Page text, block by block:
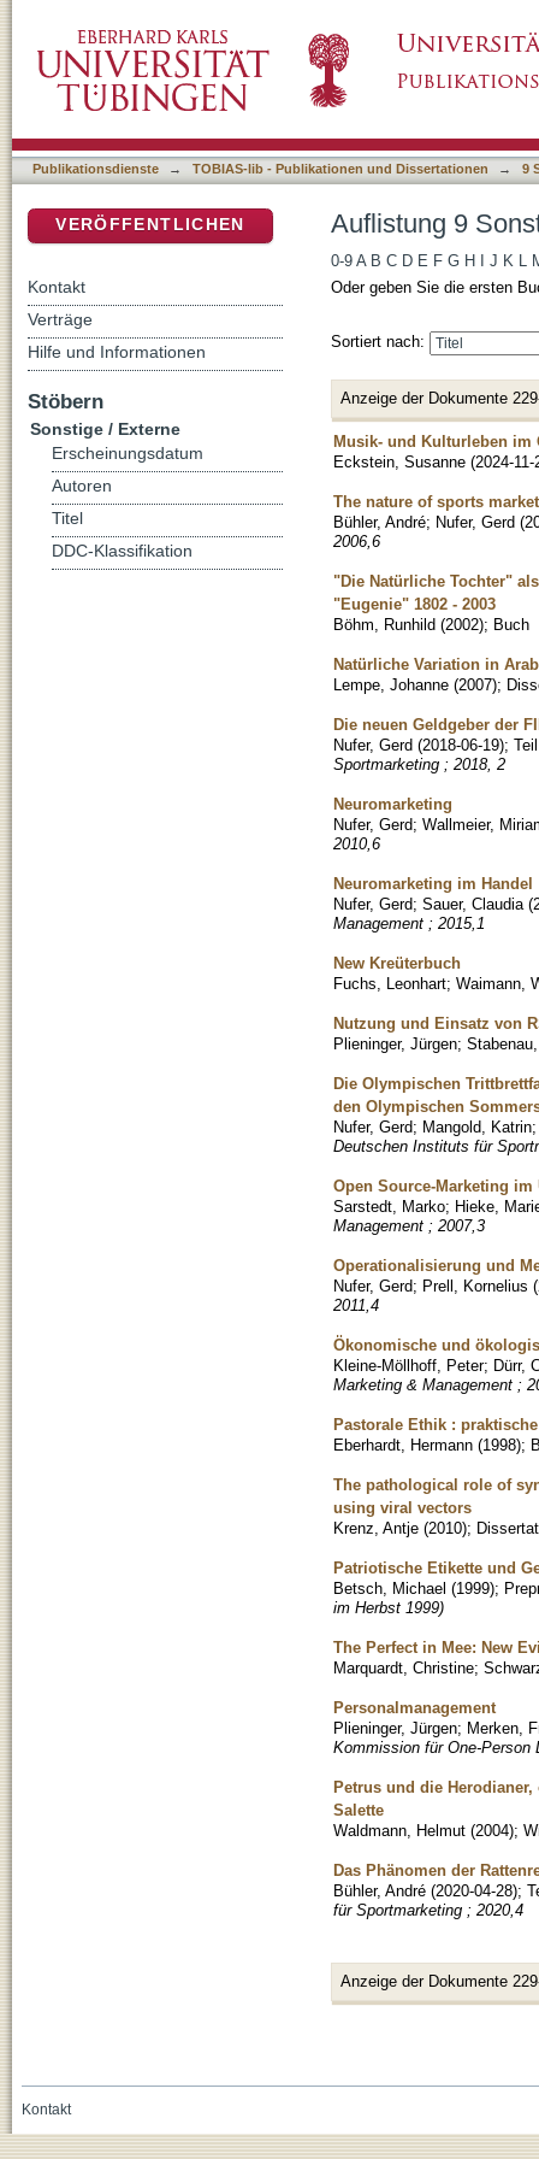
Publikationsdienste → TOBIAS-lib - Publikationen und Dissertationen → 9
Auflistung 9
0-9 A B C D E F G H J K L
Oder geben Sie die ersten
Sortiert nach:
Anzeige der Dokumente
Musik- und Kulturleben im
Eckstein, Susanne (2024-11-
The nature of sports
Bühler, André; Nufer, Gerd (
2006,6
"Die Natürliche Tochter"
"Eugenie" 1802 - 2003
Böhm, Runhild (2002); Buch
Natürliche Variation in
Lempe, Johanne (2007);
Die neuen Geldgeber der
Nufer, Gerd (2018-06-19);
Sportmarketing ; 2018, 2
Neuromarketing
Nufer, Gerd; Wallmeier,
2010,6
Neuromarketing im Handel
Nufer, Gerd; Sauer, Claudia (
Management ; 2015,1
New Kreüterbuch
Fuchs, Leonhart; Waimann,
Nutzung und Einsatz von
Plieninger, Jürgen;
Die Olympischen
den Olympischen
Nufer, Gerd; Mangold, Katrin
Deutschen Instituts für
Open Source-Marketing im
Sarstedt, Marko; Hieke,
Management ; 2007,3
Operationalisierung und
Nufer, Gerd; Prell, Kornelius (
2011,4
Ökonomische und
Kleine-Möllhoff, Peter; Dürr,
Marketing & Management ;
Pastorale Ethik :
Eberhardt, Hermann (1998);
The pathological role of
using viral vectors
Krenz, Antje (2010);
Patriotische Etikette und
Betsch, Michael (1999);
im Herbst 1999)
The Perfect in Mee: New
Marquardt, Christine;
Personalmanagement
Plieninger, Jürgen; Merken,
Kommission für One-Person
Petrus und die
Salette
Waldmann, Helmut (2004);
Das Phänomen der
Bühler, André (2020-04-28);
für Sportmarketing ; 2020,4
Anzeige der Dokumente
VERÖFFENTLICHEN
Kontakt
Verträge
Hilfe und Informationen
Stöbern
Sonstige / Externe
Erscheinungsdatum
Autoren
Titel
DDC-Klassifikation
Kontakt